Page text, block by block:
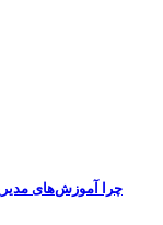
چرا آموزش‌های